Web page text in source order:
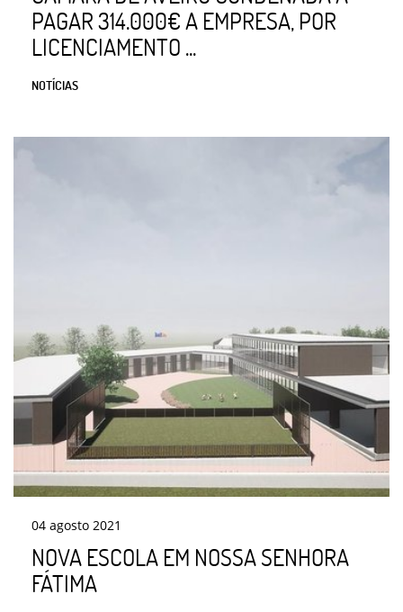
PAGAR 314.000€ A EMPRESA, POR
LICENCIAMENTO ...
NOTÍCIAS
04 agosto 2021
NOVA ESCOLA EM NOSSA SENHORA
FÁTIMA